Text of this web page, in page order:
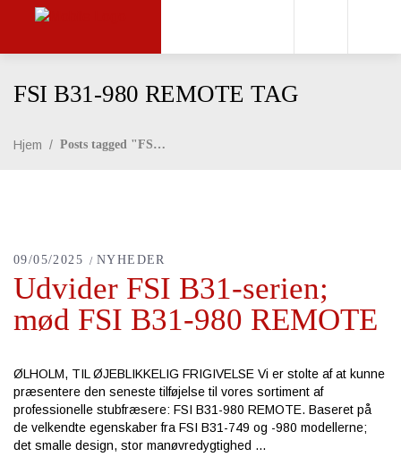
FSI B31-980 REMOTE TAG
Hjem / Posts tagged "FSI B31-980 REMOTE"
09/05/2025 NYHEDER
Udvider FSI B31-serien;
mød FSI B31-980 REMOTE
ØLHOLM, TIL ØJEBLIKKELIG FRIGIVELSE Vi er stolte af at kunne
præsentere den seneste tilføjelse til vores sortiment af
professionelle stubfræsere: FSI B31-980 REMOTE. Baseret på
de velkendte egenskaber fra FSI B31-749 og -980 modellerne;
det smalle design, stor manøvredygtighed